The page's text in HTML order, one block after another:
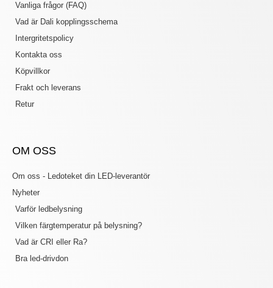
Vanliga frågor (FAQ)
Vad är Dali kopplingsschema
Intergritetspolicy
Kontakta oss
Köpvillkor
Frakt och leverans
Retur
OM OSS
Om oss - Ledoteket din LED-leverantör
Nyheter
Varför ledbelysning
Vilken färgtemperatur på belysning?
Vad är CRI eller Ra?
Bra led-drivdon